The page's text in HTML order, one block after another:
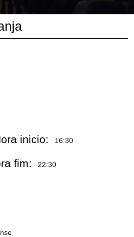
inicio: 16:30
fim: 22:30